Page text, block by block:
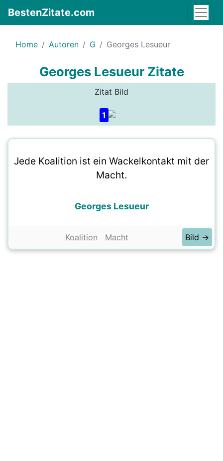
BestenZitate.com
Home Autoren G Georges Lesueur
Georges Lesueur Zitate
Zitat Bild
1
Jede Koalition ist ein Wackelkontakt mit der
Macht.
Georges Lesueur
Koalition Macht Bild →